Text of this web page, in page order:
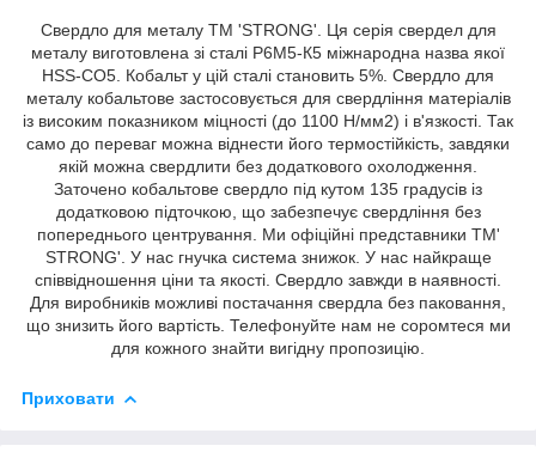
Свердло для металу ТМ 'STRONG'. Ця серія свердел для
металу виготовлена зі сталі Р6М5-К5 міжнародна назва якої
HSS-CO5. Кобальт у цій сталі становить 5%. Свердло для
металу кобальтове застосовується для свердління матеріалів
із високим показником міцності (до 1100 Н/мм2) і в'язкості. Так
само до переваг можна віднести його термостійкість, завдяки
якій можна свердлити без додаткового охолодження.
Заточено кобальтове свердло під кутом 135 градусів із
додатковою підточкою, що забезпечує свердління без
попереднього центрування. Ми офіційні представники ТМ'
STRONG'. У нас гнучка система знижок. У нас найкраще
співвідношення ціни та якості. Свердло завжди в наявності.
Для виробників можливі постачання свердла без паковання,
що знизить його вартість. Телефонуйте нам не соромтеся ми
для кожного знайти вигідну пропозицію.
Приховати